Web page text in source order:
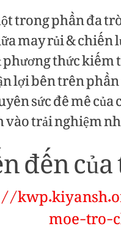
trong phần đa
may rủi &
thức
bên trên
sức đê mê
trải nghiệm
đến
moe-tro-